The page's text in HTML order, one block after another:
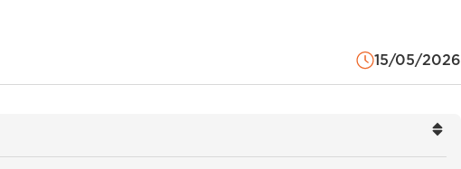
15/05/2026